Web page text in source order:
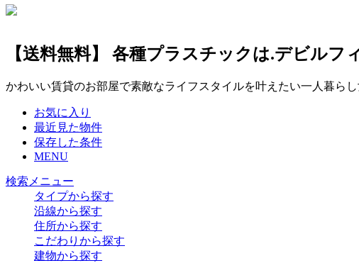
【送料無料】 各種プラスチックは.デビル
かわいい賃貸のお部屋で素敵なライフスタイルを叶えたい一人暮ら
お気に入り
最近見た物件
保存した条件
MENU
検索メニュー
タイプから探す
沿線から探す
住所から探す
こだわりから探す
建物から探す